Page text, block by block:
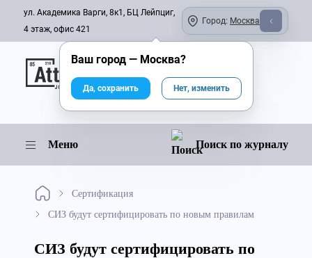
ул. Академика Варги, 8к1, БЦ Лейпциг,
4 этаж, офис 421
Город: Москва
Онлайн-журнал
Меню Поиск по журналу
Сертификация
СИЗ будут сертифицировать по новым правилам
СИЗ будут сертифицировать по
Ваш город — Москва?
Да, сохранить Нет, изменить